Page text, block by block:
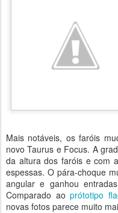
Mais notáveis, os faróis
novo Taurus e Focus. A
da altura dos faróis e com
espessas. O pára-choque
angular e ganhou
Comparado aoprótotipo
novas fotos parece muito